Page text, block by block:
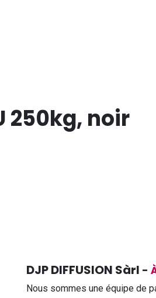
250kg, noir
DJP DIFFUSION Sàrl -
Nous sommes une équipe de